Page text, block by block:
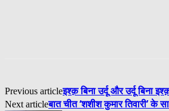
Previous articleइश्क़ बिना उर्दू और उर्दू बिना
Next articleबात चीत ‘शशीश कुमार तिवारी’ के